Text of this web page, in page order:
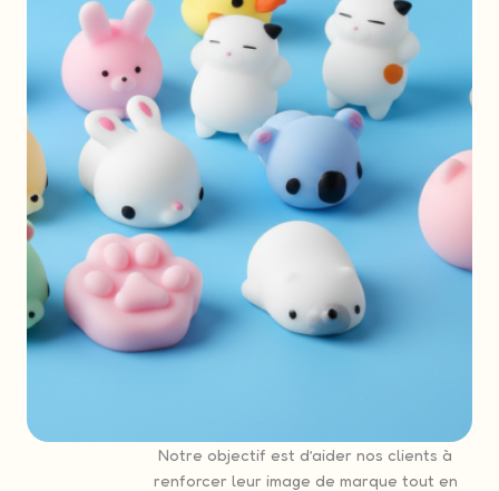
Notre objectif est d’aider nos clients à
renforcer leur image de marque tout en